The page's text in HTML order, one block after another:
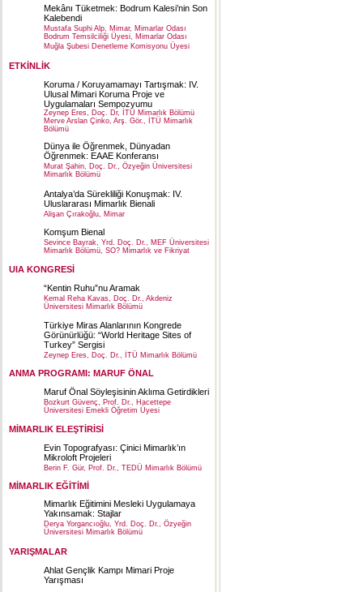
Mekânı Tüketmek: Bodrum Kalesi’nin Son
Kalebendi
Mustafa Suphi Alp, Mimar, Mimarlar Odası
Bodrum Temsilciliği Üyesi, Mimarlar Odası
Muğla Şubesi Denetleme Komisyonu Üyesi
ETKİNLİK
Koruma / Koruyamamayı Tartışmak: IV.
Ulusal Mimari Koruma Proje ve
Uygulamaları Sempozyumu
Zeynep Eres, Doç. Dr, İTÜ Mimarlık Bölümü
Merve Arslan Çinko, Arş. Gör., İTÜ Mimarlık
Bölümü
Dünya ile Öğrenmek, Dünyadan
Öğrenmek: EAAE Konferansı
Murat Şahin, Doç. Dr., Özyeğin Üniversitesi
Mimarlık Bölümü
Antalya’da Sürekliliği Konuşmak: IV.
Uluslararası Mimarlık Bienali
Alişan Çırakoğlu, Mimar
Komşum Bienal
Sevince Bayrak, Yrd. Doç. Dr., MEF Üniversitesi
Mimarlık Bölümü, SO? Mimarlık ve Fikriyat
UIA KONGRESİ
“Kentin Ruhu”nu Aramak
Kemal Reha Kavas, Doç. Dr., Akdeniz
Üniversitesi Mimarlık Bölümü
Türkiye Miras Alanlarının Kongrede
Görünürlüğü: “World Heritage Sites of
Turkey” Sergisi
Zeynep Eres, Doç. Dr., İTÜ Mimarlık Bölümü
ANMA PROGRAMI: MARUF ÖNAL
Maruf Önal Söyleşisinin Aklıma Getirdikleri
Bozkurt Güvenç, Prof. Dr., Hacettepe
Üniversitesi Emekli Öğretim Üyesi
MİMARLIK ELEŞTİRİSİ
Evin Topografyası: Çinici Mimarlık’ın
Mikroloft Projeleri
Berin F. Gür, Prof. Dr., TEDÜ Mimarlık Bölümü
MİMARLIK EĞİTİMİ
Mimarlık Eğitimini Mesleki Uygulamaya
Yakınsamak: Stajlar
Derya Yorgancıoğlu, Yrd. Doç. Dr., Özyeğin
Üniversitesi Mimarlık Bölümü
YARIŞMALAR
Ahlat Gençlik Kampı Mimari Proje
Yarışması